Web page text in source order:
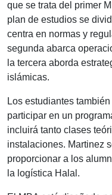
que se trata del primer
plan de estudios se
centra en normas y
segunda abarca
la tercera aborda
islámicas.
Los estudiantes
participar en un
incluirá tanto clases
instalaciones. Martinez
proporcionar a los
la logística Halal.